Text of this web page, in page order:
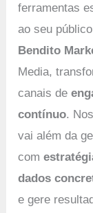
ferramentas
ao seu
Bendito
Media,
canais de
contínuo.
vai além da
com
dados
e gere